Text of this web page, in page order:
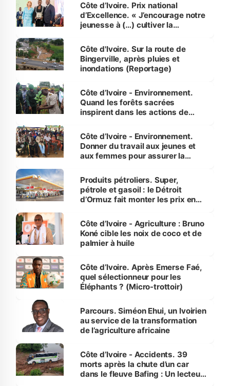
Côte d’Ivoire. Prix national
d’Excellence. « J’encourage notre
jeunesse à (…) cultiver la
(Alassane Ouattara
Côte d'Ivoire. Sur la route de
Bingerville, après pluies et
inondations (Reportage)
Côte d’Ivoire - Environnement.
Quand les forêts sacrées
inspirent dans les actions de
Côte d’Ivoire - Environnement.
Donner du travail aux jeunes et
aux femmes pour assurer la
menacées
Produits pétroliers. Super,
pétrole et gasoil : le Détroit
d’Ormuz fait monter les prix en
Côte d’Ivoire - Agriculture : Bruno
Koné cible les noix de coco et de
palmier à huile
Côte d’Ivoire. Après Emerse Faé,
quel sélectionneur pour les
Éléphants ? (Micro-trottoir)
Parcours. Siméon Ehui, un Ivoirien
au service de la transformation
de l’agriculture africaine
Côte d’Ivoire - Accidents. 39
morts après la chute d’un car
dans le fleuve Bafing : Un lecteur